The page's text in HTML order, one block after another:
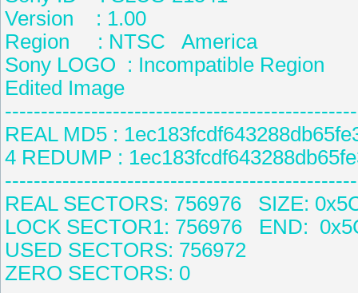
Version : 1.00
Region : NTSC America
Sony LOGO : Incompatible Region
Edited Image
REAL MD5 :
4 REDUMP :
REAL SECTORS: 756976 SIZE:
LOCK SECTOR1: 756976 END:
USED SECTORS: 756972
ZERO SECTORS: 0